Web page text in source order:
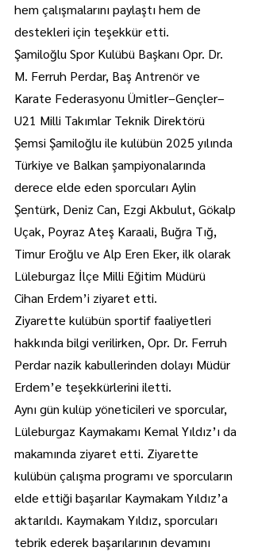
hem çalışmalarını paylaştı hem de
destekleri için teşekkür etti.
Şamiloğlu Spor Kulübü Başkanı Opr. Dr.
M. Ferruh Perdar, Baş Antrenör ve
Karate Federasyonu Ümitler–Gençler–
U21 Milli Takımlar Teknik Direktörü
Şemsi Şamiloğlu ile kulübün 2025 yılında
Türkiye ve Balkan şampiyonalarında
derece elde eden sporcuları Aylin
Şentürk, Deniz Can, Ezgi Akbulut, Gökalp
Uçak, Poyraz Ateş Karaali, Buğra Tığ,
Timur Eroğlu ve Alp Eren Eker, ilk olarak
Lüleburgaz İlçe Milli Eğitim Müdürü
Cihan Erdem’i ziyaret etti.
Ziyarette kulübün sportif faaliyetleri
hakkında bilgi verilirken, Opr. Dr. Ferruh
Perdar nazik kabullerinden dolayı Müdür
Erdem’e teşekkürlerini iletti.
Aynı gün kulüp yöneticileri ve sporcular,
Lüleburgaz Kaymakamı Kemal Yıldız’ı da
makamında ziyaret etti. Ziyarette
kulübün çalışma programı ve sporcuların
elde ettiği başarılar Kaymakam Yıldız’a
aktarıldı. Kaymakam Yıldız, sporcuları
tebrik ederek başarılarının devamını